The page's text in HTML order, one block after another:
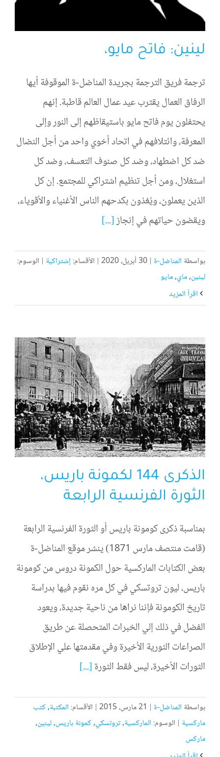
لينين: فاتح مايو،
ترجمة فريق الترجمة بجريدة المناضل-ة الموقوفة أيها
الرفاق العمال يقترب عيد عمال العالم قاطبة. إنهم
يحتفلون يوم فاتح مايو باستيقاظهم إلى النور وإلى
المعرفة، وائتلافهم في اتحاد أخوي واحد من أجل النضال
ضد كل اضطهاد، وضد كل صنوف التعسف، وضد كل
استغلال، ومن أجل تنظيم اشتراكي للمجتمع. إن كل
الذين يعملون، ويُغذون بكدحهم الناس الأغنياء والأقوياء،
ويقضون حياتهم في إنجاز[...]
بواسطة المناضل-ة | 30 أبريل، 2020 | الأقسام: إشتراكية | الوسوم:
لينين,ماي,مايو
الذكرى 144 لكمونة باريس،
الثورة الفرنسية الرابعة
بمناسبة ذكرى كومونة باريس أو الثورة الفرنسية الرابعة
(قامت منتصف مارس 1871) ينشر موقع المناضل-ة
بعض الكتابات الماركسية حول الكمونة دروس من كومونة
باريس، ليون تروتسكي في كل مره نقوم فيها بدراسة
تاريخ الكومونة فإننا نراها من ناحية جديدة، ويعود
الفضل في ذلك إلي الخبرات المتحصلة عن طريق
الصراعات الثورية الأخيرة وفي مقدمتها علي الإطلاق
الثورات الأخيرة، ليس فقط الثورة[...]
بواسطة المناضل-ة | 21 مارس، 2015 | الأقسام: المكتبة,كتب
ماركسية | الوسوم: الماركسية,تروتسكي,كمونة باريس,لينين,
ماركس